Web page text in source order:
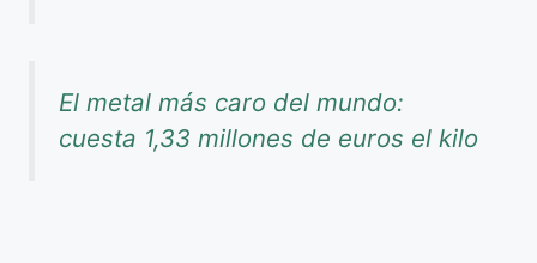
El metal más caro del mundo:
cuesta 1,33 millones de euros el kilo